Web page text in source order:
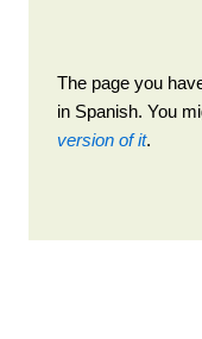
The page you
in Spanish. You
version of it.